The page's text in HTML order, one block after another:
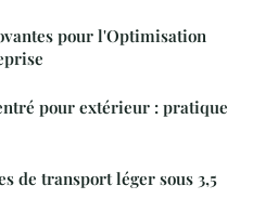
pour l'Optimisation
pour extérieur : pratique
de transport léger sous 3,5